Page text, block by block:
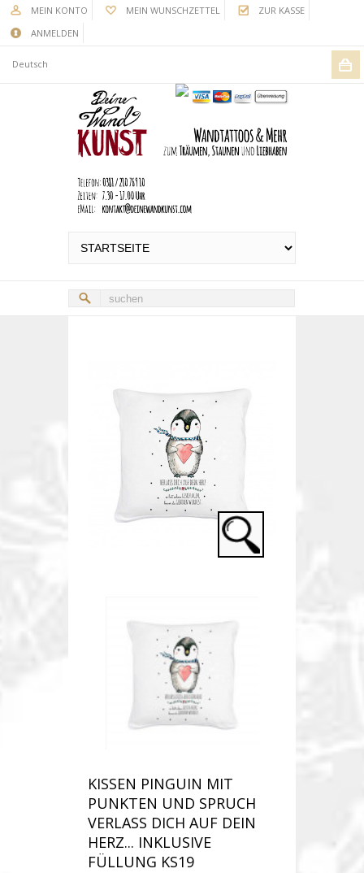
MEIN KONTO MEIN WUNSCHZETTEL
ZUR KASSE
ANMELDEN
Deutsch
KISSEN PINGUIN MIT
PUNKTEN UND SPRUCH
VERLASS DICH AUF DEIN
HERZ... INKLUSIVE
FÜLLUNG KS19